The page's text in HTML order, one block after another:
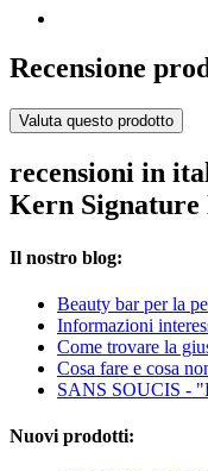
Recensione
Valuta questo prodotto
recensioni in
Kern
Il nostro blog:
Beauty bar per la
Informazioni
Come trovare la
Cosa fare e cosa
SANS SOUCIS -
Nuovi prodotti: